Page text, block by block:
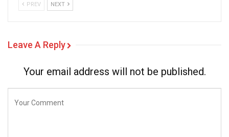
PREV NEXT
Leave A Reply
Your email address will not be published.